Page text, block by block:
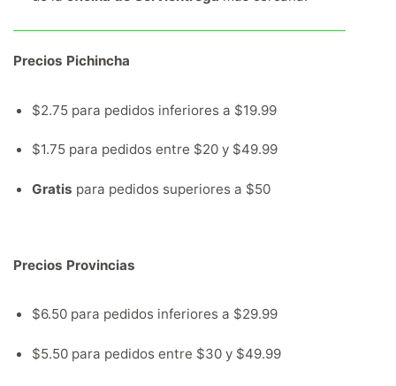
Precios Pichincha
$2.75 para pedidos inferiores a $19.99
$1.75 para pedidos entre $20 y $49.99
Gratis para pedidos superiores a $50
Precios Provincias
$6.50 para pedidos inferiores a $29.99
$5.50 para pedidos entre $30 y $49.99